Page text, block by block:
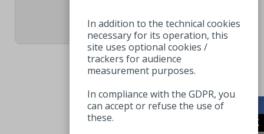
In addition to the technical cookies
necessary for its operation, this
site uses optional cookies /
trackers for audience
measurement purposes.
In compliance with the GDPR, you
can accept or refuse the use of
these.